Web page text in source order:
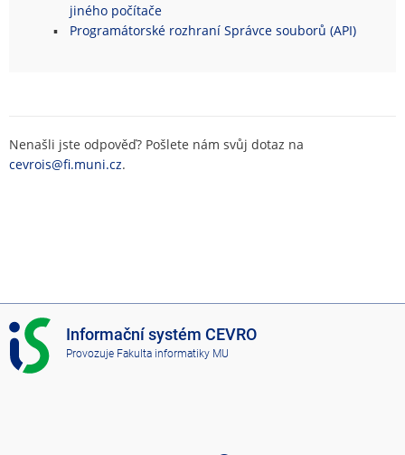
jiného počítače
Programátorské rozhraní Správce souborů (API)
Nenašli jste odpověď? Pošlete nám svůj dotaz na
cevrois@fi.muni.cz.
I
S
C
Informační systém CEVRO
Provozuje Fakulta informatiky MU